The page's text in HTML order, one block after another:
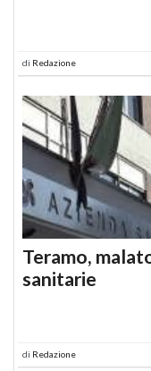
di Redazione
Teramo,
sanitarie
di Redazione